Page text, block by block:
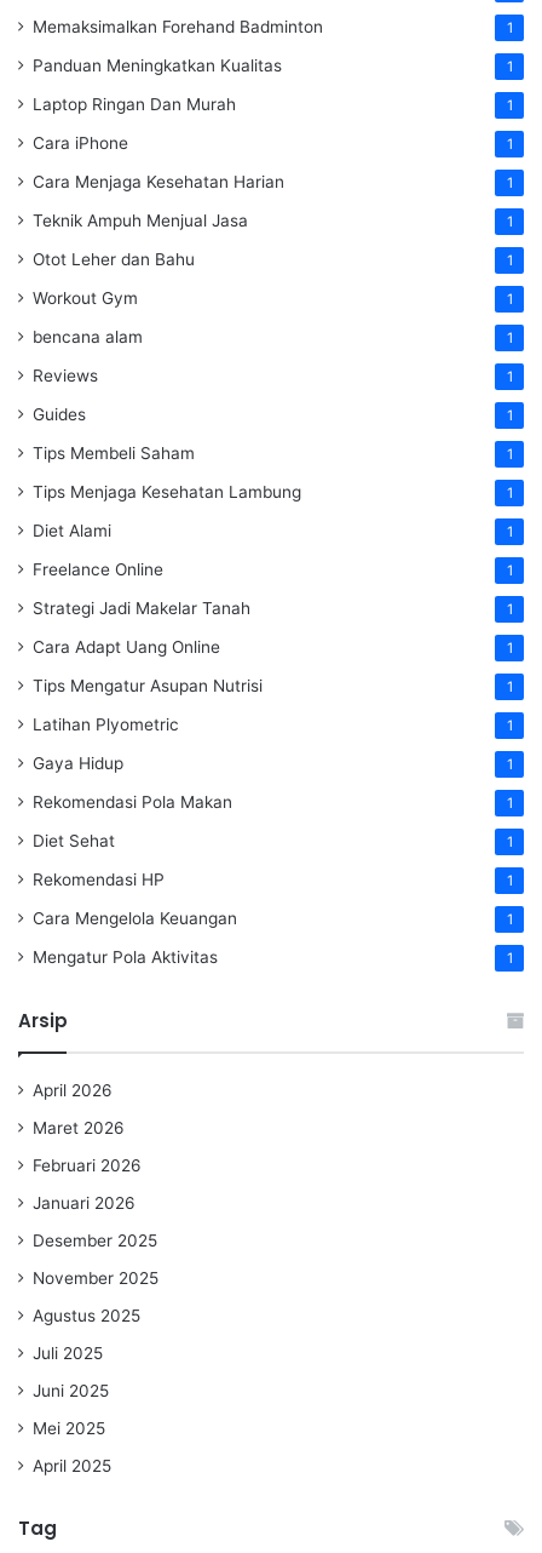
Memaksimalkan Forehand Badminton 1
Panduan Meningkatkan Kualitas 1
Laptop Ringan Dan Murah 1
Cara iPhone 1
Cara Menjaga Kesehatan Harian 1
Teknik Ampuh Menjual Jasa 1
Otot Leher dan Bahu 1
Workout Gym 1
bencana alam 1
Reviews 1
Guides 1
Tips Membeli Saham 1
Tips Menjaga Kesehatan Lambung 1
Diet Alami 1
Freelance Online 1
Strategi Jadi Makelar Tanah 1
Cara Adapt Uang Online 1
Tips Mengatur Asupan Nutrisi 1
Latihan Plyometric 1
Gaya Hidup 1
Rekomendasi Pola Makan 1
Diet Sehat 1
Rekomendasi HP 1
Cara Mengelola Keuangan 1
Mengatur Pola Aktivitas 1
Arsip
April 2026
Maret 2026
Februari 2026
Januari 2026
Desember 2025
November 2025
Agustus 2025
Juli 2025
Juni 2025
Mei 2025
April 2025
Tag